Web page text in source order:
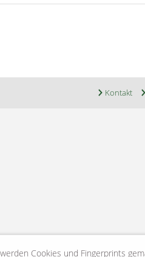
Cookies und Fingerprints
Kontakt